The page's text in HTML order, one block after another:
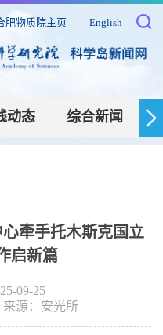
肥物质院主页 | English
动态 综合新闻
牵手托木斯克国立
启新篇
09-25
来源： 安光所